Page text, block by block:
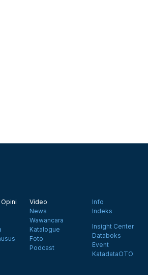
Video
News
Wawancara
Katalogue
Foto
Podcast
Info
Indeks
Insight Center
Databoks
Event
KatadataOTO